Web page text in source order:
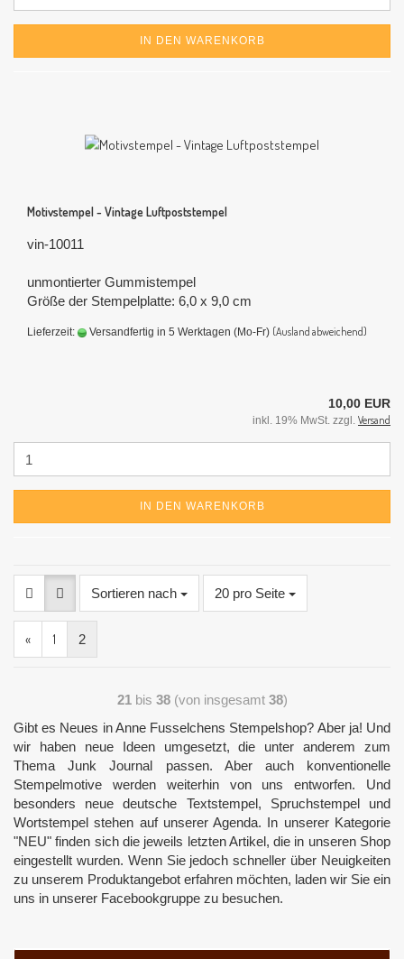
IN DEN WARENKORB
Motivstempel - Vintage Luftpoststempel
vin-10011
unmontierter Gummistempel
Größe der Stempelplatte: 6,0 x 9,0 cm
Lieferzeit: Versandfertig in 5 Werktagen (Mo-Fr) (Ausland abweichend)
10,00 EUR
inkl. 19% MwSt. zzgl. Versand
IN DEN WARENKORB
Sortieren nach 20 pro Seite
« 1 2
21bis 38(von insgesamt 38)
Gibt es Neues in Anne Fusselchens Stempelshop? Aber ja! Und
wir haben neue Ideen umgesetzt, die unter anderem zum
Thema Junk Journal passen. Aber auch konventionelle
Stempelmotive werden weiterhin von uns entworfen. Und
besonders neue deutsche Textstempel, Spruchstempel und
Wortstempel stehen auf unserer Agenda. In unserer Kategorie
"NEU" finden sich die jeweils letzten Artikel, die in unseren Shop
eingestellt wurden. Wenn Sie jedoch schneller über Neuigkeiten
zu unserem Produktangebot erfahren möchten, laden wir Sie ein
uns in unserer Facebookgruppe zu besuchen.